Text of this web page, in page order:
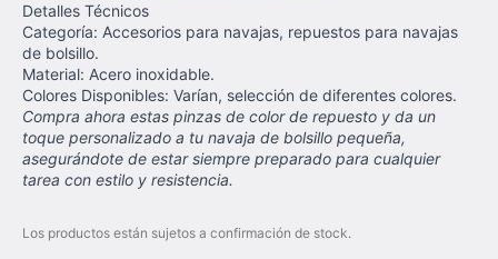
Detalles Técnicos
Categoría: Accesorios para navajas, repuestos para navajas
de bolsillo.
Material: Acero inoxidable.
Colores Disponibles: Varían, selección de diferentes colores.
Compra ahora estas pinzas de color de repuesto y da un
toque personalizado a tu navaja de bolsillo pequeña,
asegurándote de estar siempre preparado para cualquier
tarea con estilo y resistencia.
Los productos están sujetos a confirmación de stock.